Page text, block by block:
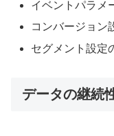
イベントパラメ
コンバージョン
セグメント設定
データの継続